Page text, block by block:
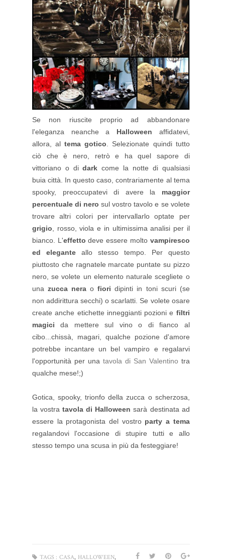
Se non riuscite proprio ad abbandonare
l'eleganza neanche a Halloween affidatevi,
allora, altema gotico . Selezionate quindi tutto
ciò che è nero, retrò e ha quel sapore di
vittoriano o didarkcome la notte di qualsiasi
buia città. In questo caso, contrariamente al tema
spooky, preoccupatevi di avere la maggior
percentuale di nero sul vostro tavolo e se volete
trovare altri colori per intervallarlo optate per
grigio , rosso, viola e in ultimissima analisi per il
bianco. L'effetto deve essere molto vampiresco
ed elegante allo stesso tempo. Per questo
piuttosto che ragnatele marcate puntate su pizzo
nero, se volete un elemento naturale scegliete o
unazucca nera ofioridipinti in toni scuri (se
non addirittura secchi) o scarlatti. Se volete osare
create anche etichette inneggianti pozioni e filtri
magici da mettere sul vino o di fianco al
cibo...chissà, magari, qualche pozione d'amore
potrebbe incantare un bel vampiro e regalarvi
l'opportunità per una tavola di San Valentino tra
qualche mese!;)
Gotica, spooky, trionfo della zucca o scherzosa,
la vostratavola di Halloween sarà destinata ad
essere la protagonista del vostroparty a tema
regalandovi l'occasione di stupire tutti e allo
stesso tempo una scusa in più da festeggiare!
TAGS : CASA, HALLOWEEN,